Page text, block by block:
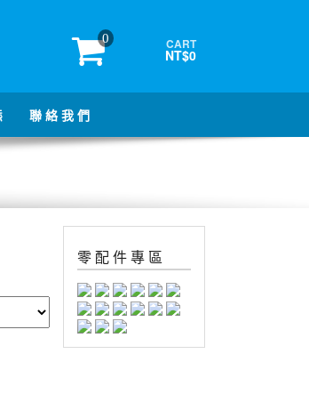
0 CART
NT$0
聯 絡 我 們
零 配 件 專 區